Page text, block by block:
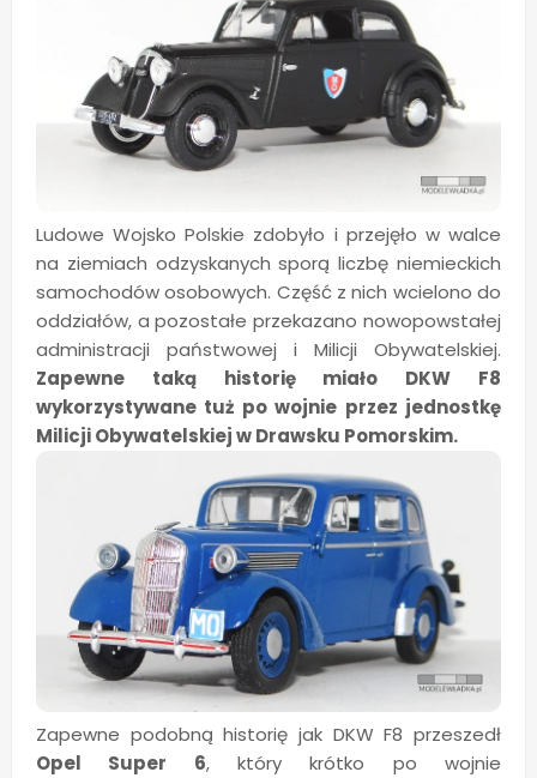
Ludowe Wojsko Polskie zdobyło i przejęło w walce
na ziemiach odzyskanych sporą liczbę niemieckich
samochodów osobowych. Część z nich wcielono do
oddziałów, a pozostałe przekazano nowopowstałej
administracji państwowej i Milicji Obywatelskiej.
Zapewne taką historię miało DKW F8
wykorzystywane tuż po wojnie przez jednostkę
Milicji Obywatelskiej w Drawsku Pomorskim.
Zapewne podobną historię jak DKW F8 przeszedł
Opel Super 6, który krótko po wojnie